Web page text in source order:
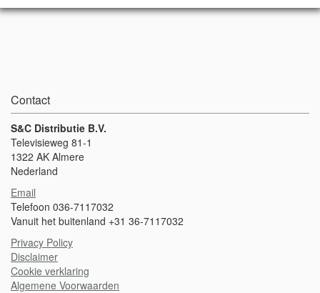
Contact
S&C Distributie B.V.
Televisieweg 81-1
1322 AK Almere
Nederland
Email
Telefoon 036-7117032
Vanuit het buitenland +31 36-7117032
Privacy Policy
Disclaimer
Cookie verklaring
Algemene Voorwaarden